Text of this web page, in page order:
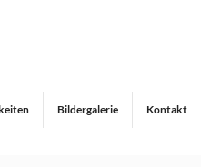
Bildergalerie Kontakt